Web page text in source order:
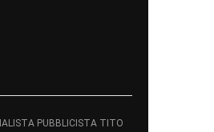
PUBBLICISTA TITO